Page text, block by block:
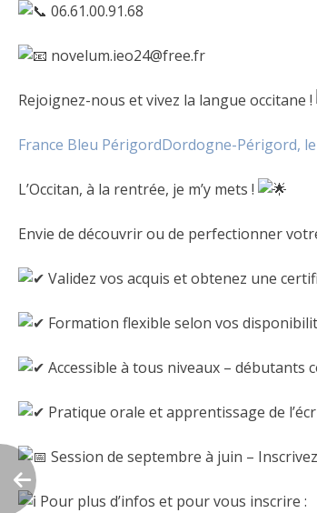
06.61.00.91.68
novelum.ieo24@free.fr
Rejoignez-nous et vivez la langue occitane !
France Bleu PérigordDordogne-Périgord,
L’Occitan, à la rentrée, je m’y mets !
Envie de découvrir ou de perfectionner
Validez vos acquis et obtenez une
Formation flexible selon vos
Accessible à tous niveaux – débutants
Pratique orale et apprentissage de
Session de septembre à juin –
Pour plus d’infos et pour vous inscrire :